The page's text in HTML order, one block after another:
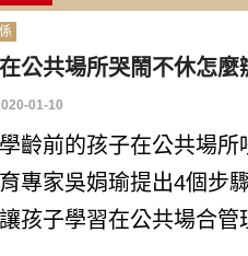
公共場所哭鬧不休怎麼
01-10
齡前的孩子在公共場
專家吳娟瑜提出4個步
孩子學習在公共場合管